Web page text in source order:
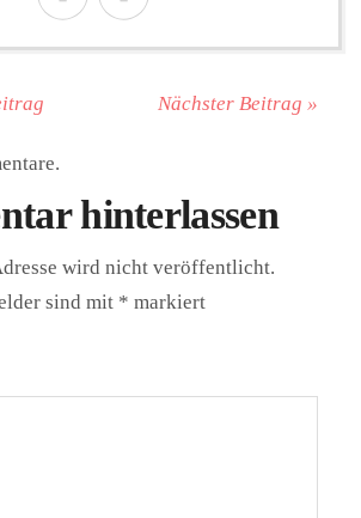
Nächster Beitrag »
hinterlassen
wird nicht veröffentlicht.
sind mit * markiert